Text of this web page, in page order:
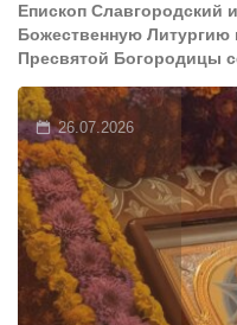
и
Иоасаф
епископ
и
Епископ
Божественную Литургию
Пресвятой Богородицы
26.07.2026